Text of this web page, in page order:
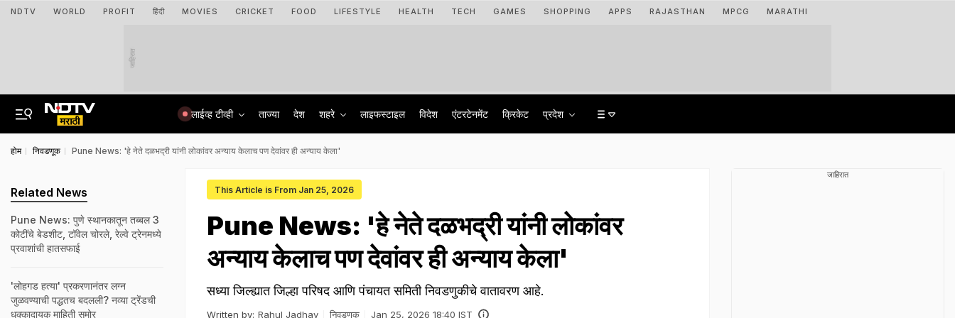
NDTV WORLD PROFIT हिंदी MOVIES CRICKET FOOD LIFESTYLE HEALTH TECH GAMES SHOPPING APPS RAJASTHAN MPCG MARATHI
जाहिरात
लाईव्ह टीव्ही ताज्या देश शहरे लाइफस्टाइल विदेश एंटरटेनमेंट क्रिकेट प्रदेश
होम निवडणूक Pune News: 'हे नेते दळभद्री यांनी लोकांवर अन्याय केलाच पण देवांवर ही अन्याय केला'
This Article is From Jan 25, 2026
Pune News: 'हे नेते दळभद्री यांनी लोकांवर
अन्याय केलाच पण देवांवर ही अन्याय केला'
सध्या जिल्ह्यात जिल्हा परिषद आणि पंचायत समिती निवडणुकीचे वातावरण आहे.
Written by: Rahul Jadhav निवडणूक Jan 25, 2026 18:40 IST
Related News
Pune News: पुणे स्थानकातून तब्बल 3
कोटींचे बेडशीट, टॉवेल चोरले, रेल्वे ट्रेनमध्ये
प्रवाशांची हातसफाई
'लोहगड हत्या' प्रकरणानंतर लग्न
जुळवण्याची पद्धतच बदलली? नव्या ट्रेंडची
धक्कादायक माहिती समोर
जाहिरात